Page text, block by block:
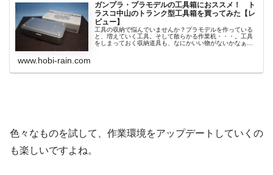
ガンプラ・プラモデルの工具箱におススメ！ ト
ラスコ中山のトランク型工具箱を買ってみた【レ
ビュー】
工具の収納で悩んでいませんか？プラモデルを作っている
と、増えていく工具。そして散らかる作業机・・・。工具
をしまっておく収納道具も、なにかいい物がないかなぁと
www.hobi-rain.com
色々なものを試して、作業環境をアップデートしていくの
も楽しいですよね。